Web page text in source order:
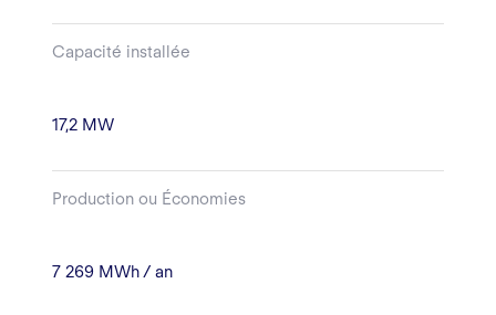
Capacité installée
17,2 MW
Production ou Économies
7 269 MWh / an